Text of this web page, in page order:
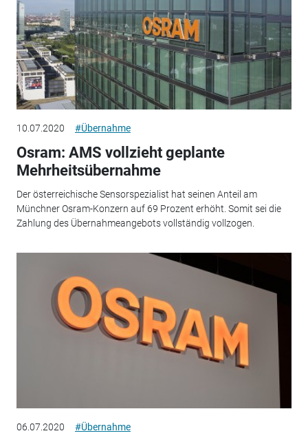
10.07.2020 #Übernahme
Osram: AMS vollzieht geplante
Mehrheitsübernahme
Der österreichische Sensorspezialist hat seinen Anteil am
Münchner Osram-Konzern auf 69 Prozent erhöht. Somit sei die
Zahlung des Übernahmeangebots vollständig vollzogen.
06.07.2020 #Übernahme